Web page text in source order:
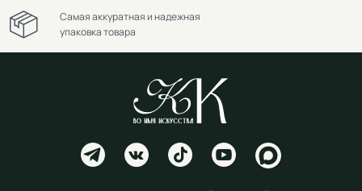
Самая аккуратная и надежная
упаковка товара